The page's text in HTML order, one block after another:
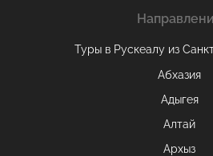
Туры в Рускеалу из
Абхазия
Адыгея
Алтай
Архыз